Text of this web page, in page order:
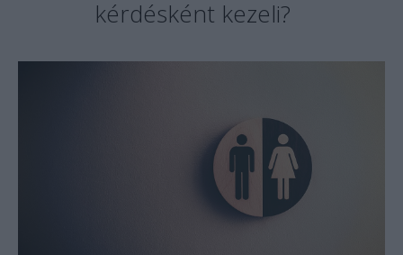
kérdésként kezeli?